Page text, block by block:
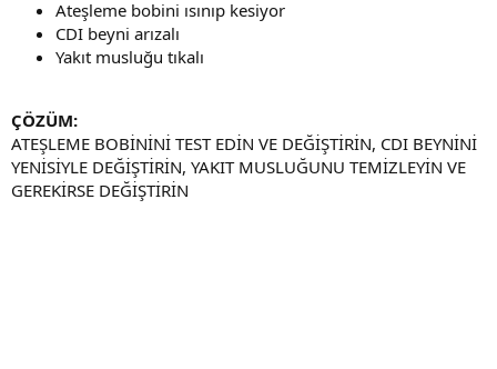
Ateşleme bobini ısınıp kesiyor
CDI beyni arızalı
Yakıt musluğu tıkalı
ÇÖZÜM:
ATEŞLEME BOBİNİNİ TEST EDİN VE DEĞİŞTİRİN, CDI BEYNİNİ
YENİSİYLE DEĞİŞTİRİN, YAKIT MUSLUĞUNU TEMİZLEYİN VE
GEREKİRSE DEĞİŞTİRİN